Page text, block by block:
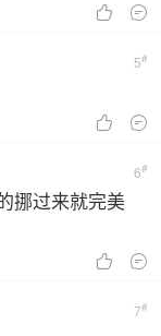
 
5#
 
6#
挪过来就完美
 
7#